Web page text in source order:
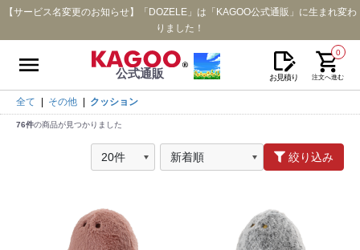
【サービス名変更のお知らせ】「DOZELE」は「KAGOO公式通販」に生まれ変わ
りました！
公式通販 お見積り
0
注文へ進む
全て その他 クッション
76件の商品が見つかりました
絞り込み